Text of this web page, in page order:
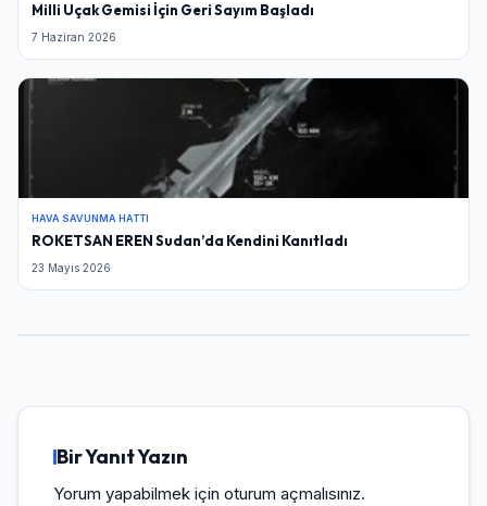
Milli Uçak Gemisi İçin Geri Sayım Başladı
7 Haziran 2026
HAVA SAVUNMA HATTI
ROKETSAN EREN Sudan’da Kendini Kanıtladı
23 Mayıs 2026
Bir Yanıt Yazın
Yorum yapabilmek için oturum açmalısınız.